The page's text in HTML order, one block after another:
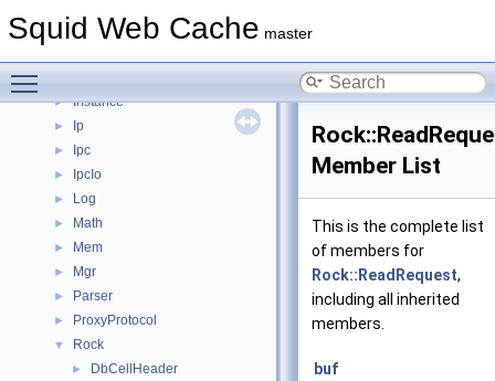
Squid Web Cache master
Helper
► Instance
► Ip
► Ipc
► IpcIo
► Log
► Math
► Mem
► Mgr
► Parser
► ProxyProtocol
▼ Rock
► DbCellHeader
Member List
This is the complete list
of members for
Rock::ReadRequest,
including all inherited
members.
buf